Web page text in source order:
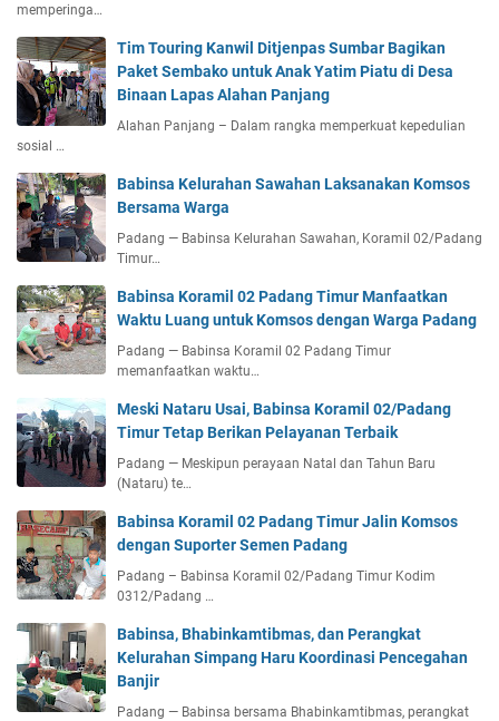
memperinga…
Tim Touring Kanwil Ditjenpas Sumbar Bagikan
Paket Sembako untuk Anak Yatim Piatu di Desa
Binaan Lapas Alahan Panjang
Alahan Panjang – Dalam rangka memperkuat kepedulian
sosial …
Babinsa Kelurahan Sawahan Laksanakan Komsos
Bersama Warga
Padang — Babinsa Kelurahan Sawahan, Koramil 02/Padang
Timur…
Babinsa Koramil 02 Padang Timur Manfaatkan
Waktu Luang untuk Komsos dengan Warga Padang
Padang — Babinsa Koramil 02 Padang Timur
memanfaatkan waktu…
Meski Nataru Usai, Babinsa Koramil 02/Padang
Timur Tetap Berikan Pelayanan Terbaik
Padang — Meskipun perayaan Natal dan Tahun Baru
(Nataru) te…
Babinsa Koramil 02 Padang Timur Jalin Komsos
dengan Suporter Semen Padang
Padang – Babinsa Koramil 02/Padang Timur Kodim
0312/Padang …
Babinsa, Bhabinkamtibmas, dan Perangkat
Kelurahan Simpang Haru Koordinasi Pencegahan
Banjir
Padang — Babinsa bersama Bhabinkamtibmas, perangkat